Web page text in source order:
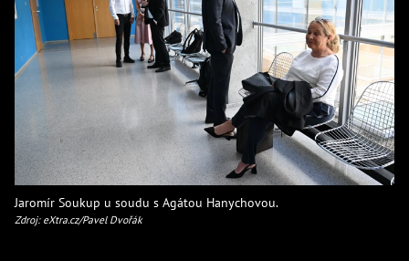
Jaromír Soukup u soudu s Agátou Hanychovou.
Zdroj: eXtra.cz/Pavel Dvořák